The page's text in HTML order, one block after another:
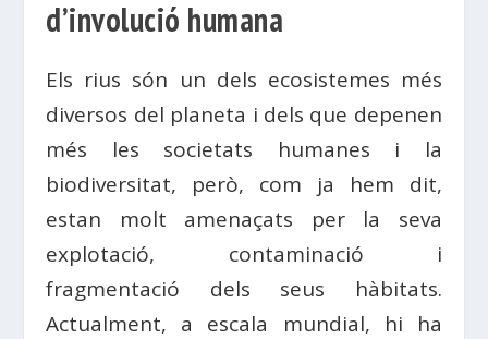
d’involució humana
Els rius són un dels ecosistemes més
diversos del planeta i dels que depenen
més les societats humanes i la
biodiversitat, però, com ja hem dit,
estan molt amenaçats per la seva
explotació, contaminació i
fragmentació dels seus hàbitats.
Actualment, a escala mundial, hi ha